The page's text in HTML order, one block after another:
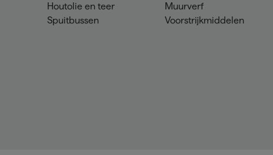
Houtolie en teer
Spuitbussen
Muurverf
Voorstrijkmiddelen